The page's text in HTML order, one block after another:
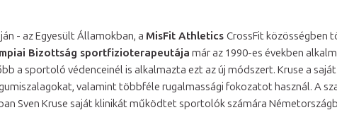
- az Egyesült Államokban, a MisFit Athletics CrossFit közösségben
Bizottság sportfizioterapeutája már az 1990-es években
a sportoló védenceinél is alkalmazta ezt az új módszert. Kruse a
valamint többféle rugalmassági fokozatot használ. A
Sven Kruse saját klinikát működtet sportolók számára